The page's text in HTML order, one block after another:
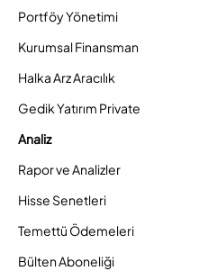
Portföy Yönetimi
Kurumsal Finansman
Halka Arz Aracılık
Gedik Yatırım Private
Analiz
Rapor ve Analizler
Hisse Senetleri
Temettü Ödemeleri
Bülten Aboneliği